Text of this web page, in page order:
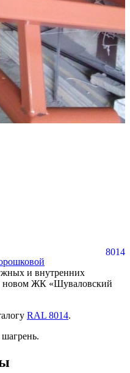
8014
и внутренних
новом ЖК «Шуваловский
RAL 8014.